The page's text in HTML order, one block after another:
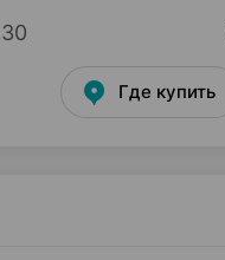
30
Где купить